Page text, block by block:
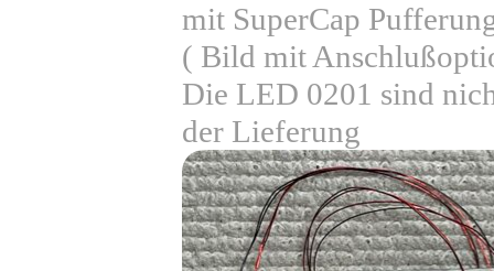
mit SuperCap
( Bild mit
Die LED 0201 sind
der Lieferung